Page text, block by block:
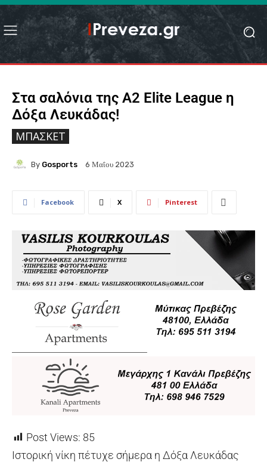
Στα σαλόνια της Α2 Elite League η
Δόξα Λευκάδας!
ΜΠΆΣΚΕΤ
By Gosports 6 Μαΐου 2023
Facebook X Pinterest
Post Views: 85
Ιστορική νίκη πέτυχε σήμερα η Δόξα Λευκάδας